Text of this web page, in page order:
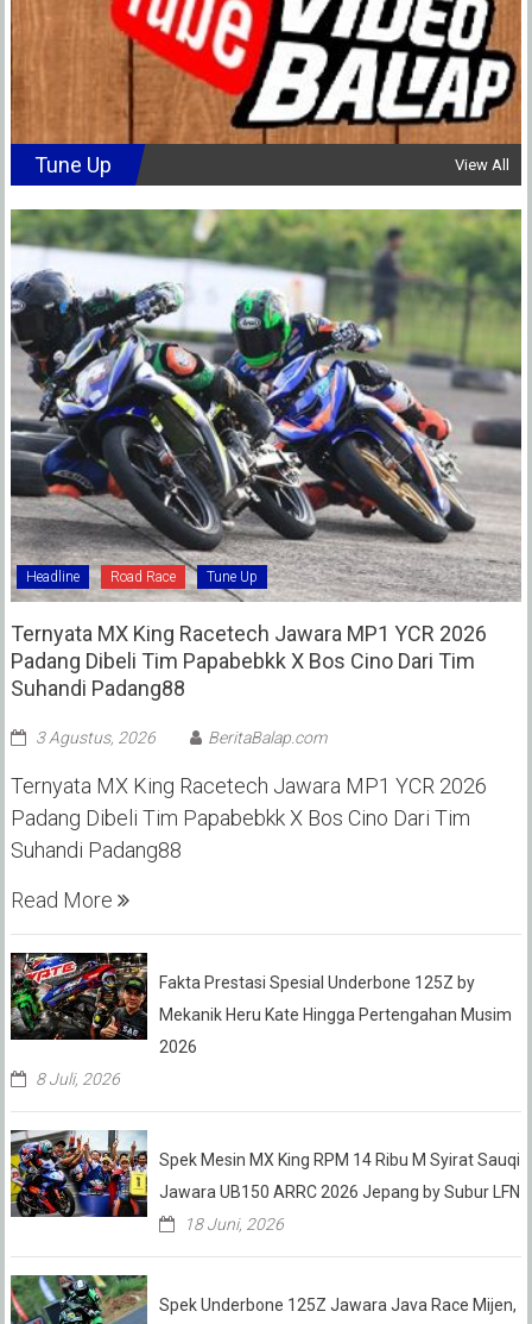
Tune Up View All
Headline Road Race Tune Up
Ternyata MX King Racetech Jawara MP1 YCR 2026
Padang Dibeli Tim Papabebkk X Bos Cino Dari Tim
Suhandi Padang88
3 Agustus, 2026 BeritaBalap.com
Ternyata MX King Racetech Jawara MP1 YCR 2026
Padang Dibeli Tim Papabebkk X Bos Cino Dari Tim
Suhandi Padang88
Read More
Fakta Prestasi Spesial Underbone 125Z by
Mekanik Heru Kate Hingga Pertengahan Musim
2026
8 Juli, 2026
Spek Mesin MX King RPM 14 Ribu M Syirat Sauqi
Jawara UB150 ARRC 2026 Jepang by Subur LFN
18 Juni, 2026
Spek Underbone 125Z Jawara Java Race Mijen,